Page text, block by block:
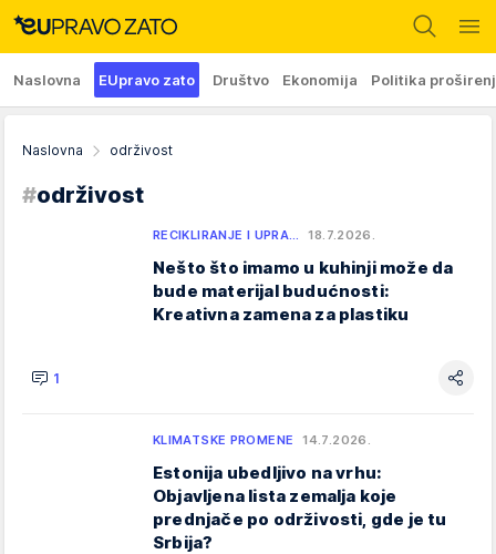
Naslovna EUpravo zato Društvo Ekonomija Politika
Naslovna održivost
#održivost
RECIKLIRANJE I UPRA… 18.7.2026.
Nešto što imamo u kuhinji može da
bude materijal budućnosti:
Kreativna zamena za plastiku
1
KLIMATSKE PROMENE 14.7.2026.
Estonija ubedljivo na vrhu:
Objavljena lista zemalja koje
prednjače po održivosti, gde je tu
Srbija?